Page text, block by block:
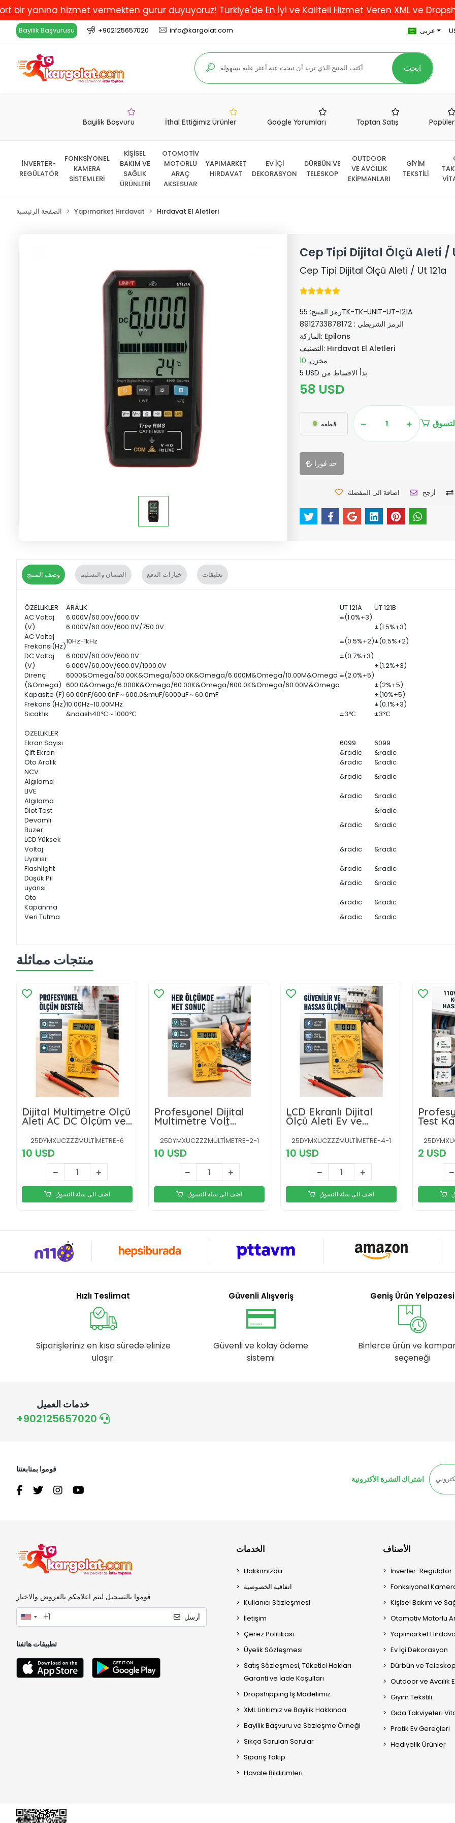
hizmet vermekten gurur duyuyoruz! Türkiye'de En İyi ve Kaliteli Hizmet Veren XML ve Dropshipping
Bayilik Başvurusu +902125657020 info@kargolat.com عربى
ابحث
Bayilik Başvuru İthal Ettiğimiz Ürünler Google Yorumları Toptan Satış Popüler
İNVERTER-
REGÜLATÖR
FONKSİYONEL
KAMERA
SİSTEMLERİ
KİŞİSEL
BAKIM VE
SAĞLIK
ÜRÜNLERİ
OTOMOTİV
MOTORLU
ARAÇ
AKSESUAR
YAPIMARKET
HIRDAVAT
EV İÇİ
DEKORASYON
DÜRBÜN VE
TELESKOP
OUTDOOR
VE AVCILIK
EKİPMANLARI
GİYİM
TEKSTİLİ
الصفحة الرئيسية Yapımarket Hırdavat Hırdavat El Aletleri
Cep Tipi Dijital Ölçü Aleti /
Cep Tipi Dijital Ölçü Aleti / Ut 121a
رمز المنتج:55TK-TK-UNIT-UT-121A
الرمز الشريطي : 8912733878172
الماركة: Epilons
التصنيف: Hırdavat El Aletleri
مخزن: 10
5 USD بدأ الاقساط من
58 USD
قطعة
خذ فورا
اضافة الى المفضلة أرجح
وصف المنتج الضمان والتسليم خيارات الدفع تعليقات
ÖZELLiKLER ARALIK UT 121A
UT 121B
AC Voltaj
(V)
6.000V/60.00V/600.0V
±(1.0%+3)
6.000V/60.00V/600.0V/750.0V
±(1.5%+3)
AC Voltaj
Frekansı(Hz)
10Hz-1kHz ±(0.5%+2)±(0.5%+2)
DC Voltaj
(V)
6.000V/60.00V/600.0V
±(0.7%+3)
6.000V/60.00V/600.0V/1000.0V
±(1.2%+3)
Direnç
(&Omega)
6000&Omega/60.00K&Omega/600.0K&Omega/6.000M&Omega/10.00M&Omega ±(2.0%+5)
600.0&Omega/6.000K&Omega/60.00K&Omega/600.0K&Omega/60.00M&Omega
±(2%+5)
Kapasite (F) 60.00nF/600.0nF～600.0&muF/6000uF～60.0mF
±(10%+5)
Frekans (Hz)10.00Hz-10.00MHz
±(0.1%+3)
Sıcaklık
&ndash40℃～1000℃ ±3℃
±3℃
ÖZELLiKLER
Ekran Sayısı
6099
6099
Çift Ekran
&radic
&radic
Oto Aralık
&radic
&radic
NCV
Algılama
&radic
&radic
LIVE
Algılama
&radic
&radic
Diot Test
&radic
Devamlı
Buzer
&radic
&radic
LCD Yüksek
Voltaj
Uyarısı
&radic
&radic
Flashlight
&radic
&radic
Düşük Pil
uyarısı
&radic
&radic
Oto
Kapanma
&radic
&radic
Veri Tutma
&radic &radic
منتجات مماثلة
Dijital Multimetre Ölçü
Aleti AC DC Ölçüm ve
LCD Ekranlı Yeni Nesil
25DYMXUCZZZMULTİMETRE-6
10 USD
اضف الى سلة التسوق
Profesyonel Dijital
Multimetre Volt
Amper Direnç Ölçümü
Yeni Nesil
25DYMXUCZZZMULTİMETRE-2-1
10 USD
اضف الى سلة التسوق
LCD Ekranlı Dijital
Ölçü Aleti Ev ve
Atölye Kullanımı Yeni
Nesil
25DYMXUCZZZMULTİMETRE-4-1
10 USD
اضف الى سلة التسوق
Test
2 USD
Hızlı Teslimat
Siparişleriniz en kısa sürede elinize
ulaşır.
Güvenli Alışveriş
Güvenli ve kolay ödeme
sistemi
Geniş Ürün Yelpazesi
Binlerce ürün ve
seçeneği
خدمات العميل
+902125657020
قوموا بمتابعتنا
اشتراك النشرة الأكترونية
قوموا بالتسجيل ليتم اعلامكم بالعروض والاخبار
أرسل
تطبيقات هاتفنا
الخدمات
Hakkımızda
اتفاقية الخصوصية
Kullanıcı Sözleşmesi
İletişim
Çerez Politikası
Üyelik Sözleşmesi
Satış Sözleşmesi, Tüketici Hakları
Garanti ve İade Koşulları
Dropshipping İş Modelimiz
XML Linkimiz ve Bayilik Hakkında
Bayilik Başvuru ve Sözleşme Örneği
Sıkça Sorulan Sorular
Sipariş Takip
Havale Bildirimleri
الأصناف
İnverter-Regülatör
Fonksiyonel
Kişisel Bakım ve
Otomotiv Motorlu
Yapımarket
Ev İçi Dekorasyon
Dürbün ve Teleskop
Outdoor ve Avcılık
Giyim Tekstili
Gıda Takviyeleri
Pratik Ev Gereçleri
Hediyelik Ürünler